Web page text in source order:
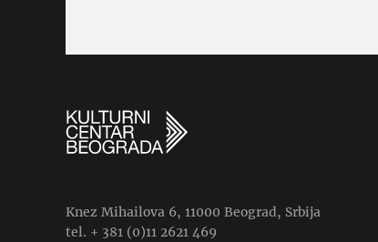
Knez Mihailova 6, 11000 Beograd, Srbija
tel. + 381 (0)11 2621 469